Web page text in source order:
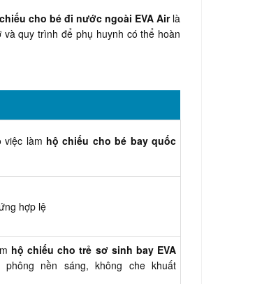
cho bé đi nước ngoài EVA Airlà
quy trình để phụ huynh có thể hoàn
việc làm hộ chiếu cho bé bay quốc
hợp lệ
hộ chiếu cho trẻ sơ sinh bay EVA
nền sáng, không che khuất